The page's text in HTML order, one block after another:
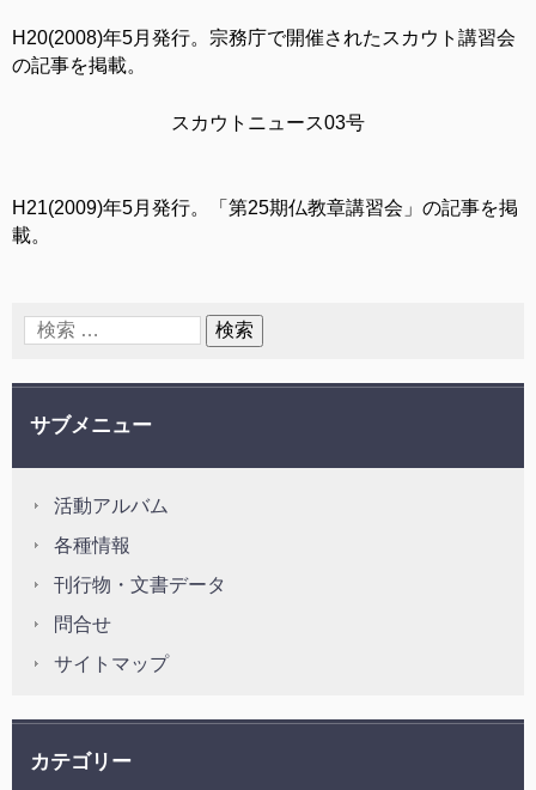
H20(2008)年5月発行。宗務庁で開催されたスカウト講習会
の記事を掲載。
スカウトニュース03号
H21(2009)年5月発行。「第25期仏教章講習会」の記事を掲
載。
サブメニュー
活動アルバム
各種情報
刊行物・文書データ
問合せ
サイトマップ
カテゴリー